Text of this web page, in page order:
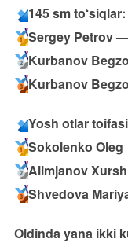
145 sm to‘siqlar:
Sergey Petrov
Kurbanov
Kurbanov
Yosh otlar
Sokolenko Oleg
Alimjanov
Shvedova
Oldinda yana ikki